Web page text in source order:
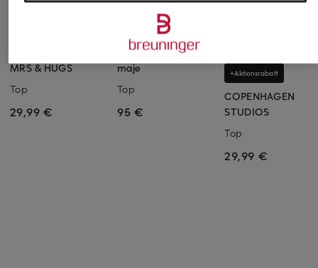
MRS & HUGS
Top
29,99 €
maje
Top
95 €
+Aktionsrabatt
COPENHAGEN
STUDIOS
Top
29,99 €